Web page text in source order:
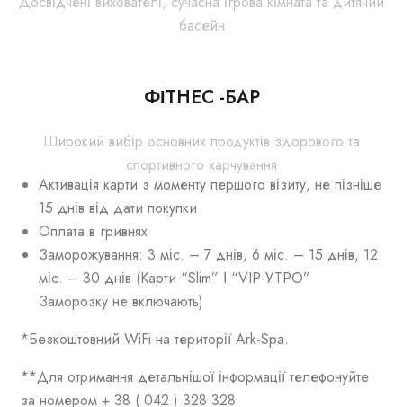
басейн
ФІТНЕС -БАР
Широкий вибір основних продуктів здорового та
спортивного харчування
Активація карти з моменту першого візиту, не пізніше
15 днів від дати покупки
Оплата в гривнях
Заморожування: 3 міс. – 7 днів, 6 міс. – 15 днів, 12
міс. – 30 днів (Карти “Slim” І “VIP-УТРО”
Заморозку не включають)
*Безкоштовний WiFi на території Ark-Spa.
**Для отримання детальнішої інформації телефонуйте
за номером + 38 ( 042 ) 328 328